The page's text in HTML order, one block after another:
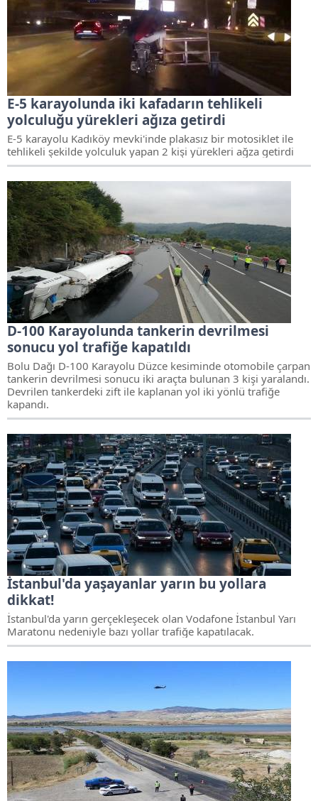
E-5 karayolunda iki kafadarın tehlikeli
yolculuğu yürekleri ağıza getirdi
E-5 karayolu Kadıköy mevki'inde plakasız bir motosiklet ile
tehlikeli şekilde yolculuk yapan 2 kişi yürekleri ağza getirdi
D-100 Karayolunda tankerin devrilmesi
sonucu yol trafiğe kapatıldı
Bolu Dağı D-100 Karayolu Düzce kesiminde otomobile çarpan
tankerin devrilmesi sonucu iki araçta bulunan 3 kişi yaralandı.
Devrilen tankerdeki zift ile kaplanan yol iki yönlü trafiğe
kapandı.
İstanbul'da yaşayanlar yarın bu yollara
dikkat!
İstanbul'da yarın gerçekleşecek olan Vodafone İstanbul Yarı
Maratonu nedeniyle bazı yollar trafiğe kapatılacak.